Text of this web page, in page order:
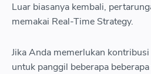
Luar biasanya kembali,
memakai Real-Time Strategy.
Jika Anda memerlukan
untuk panggil beberapa